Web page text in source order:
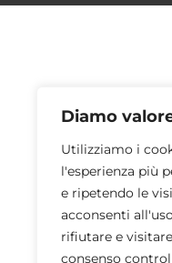
Diamo
Utilizziamo i
l'esperienza più
e ripetendo le
acconsenti
rifiutare e
consenso